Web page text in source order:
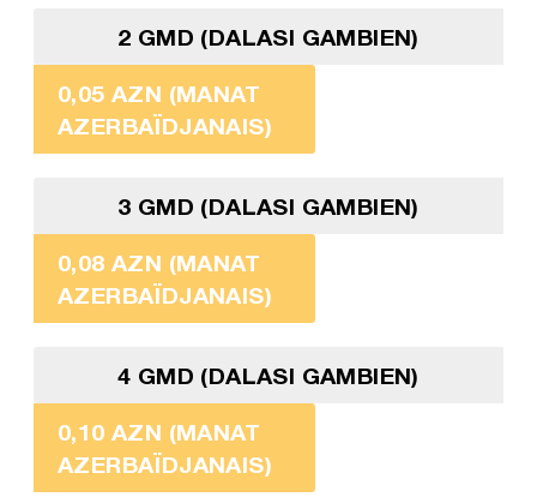
2 GMD (DALASI GAMBIEN)
0,05 AZN (MANAT
AZERBAÏDJANAIS)
3 GMD (DALASI GAMBIEN)
0,08 AZN (MANAT
AZERBAÏDJANAIS)
4 GMD (DALASI GAMBIEN)
0,10 AZN (MANAT
AZERBAÏDJANAIS)